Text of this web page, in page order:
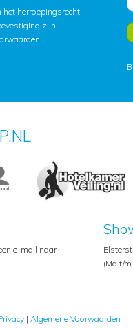
herroepingsrecht
zijn
.
e-mail naar
(Ma t/
| Algemene Voorwaarden